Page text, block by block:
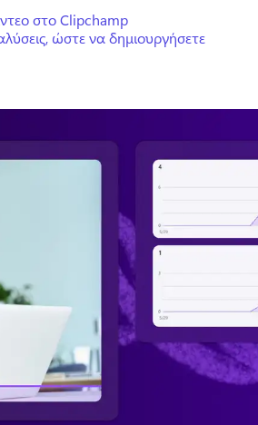
στο Clipchamp
ώστε να δημιουργήσετε